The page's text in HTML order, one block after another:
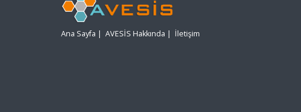
Ana Sayfa | AVESİS Hakkında | İletişim